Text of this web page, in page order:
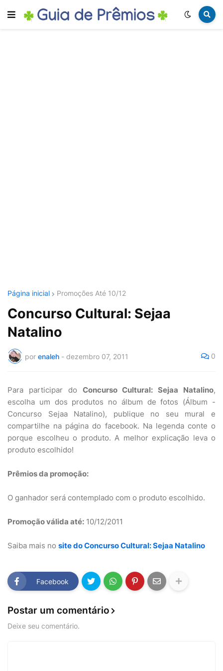
Página inicial Promoções Até 10/12
Concurso Cultural: Sejaa
Natalino
por enaleh - dezembro 07, 2011 0
Para participar do Concurso Cultural: Sejaa Natalino,
escolha um dos produtos no álbum de fotos (Álbum -
Concurso Sejaa Natalino), publique no seu mural e
compartilhe na página do facebook. Na legenda conte o
porque escolheu o produto. A melhor explicação leva o
produto escolhido!
Prêmios da promoção:
O ganhador será contemplado com o produto escolhido.
Promoção válida até: 10/12/2011
Saiba mais no site do Concurso Cultural: Sejaa Natalino
Facebook
Postar um comentário
Deixe seu comentário.